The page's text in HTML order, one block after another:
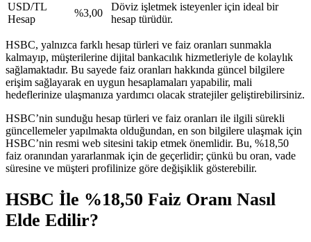
USD/TL
Hesap
%3,00
Döviz işletmek isteyenler için ideal bir
hesap türüdür.
HSBC, yalnızca farklı hesap türleri ve faiz oranları sunmakla
kalmayıp, müşterilerine dijital bankacılık hizmetleriyle de kolaylık
sağlamaktadır. Bu sayede faiz oranları hakkında güncel bilgilere
erişim sağlayarak en uygun hesaplamaları yapabilir, mali
hedeflerinize ulaşmanıza yardımcı olacak stratejiler geliştirebilirsiniz.
HSBC’nin sunduğu hesap türleri ve faiz oranları ile ilgili sürekli
güncellemeler yapılmakta olduğundan, en son bilgilere ulaşmak için
HSBC’nin resmi web sitesini takip etmek önemlidir. Bu, %18,50
faiz oranından yararlanmak için de geçerlidir; çünkü bu oran, vade
süresine ve müşteri profilinize göre değişiklik gösterebilir.
HSBC İle %18,50 Faiz Oranı Nasıl
Elde Edilir?